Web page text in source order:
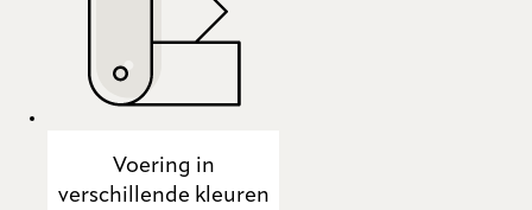
Voering in
verschillende kleuren